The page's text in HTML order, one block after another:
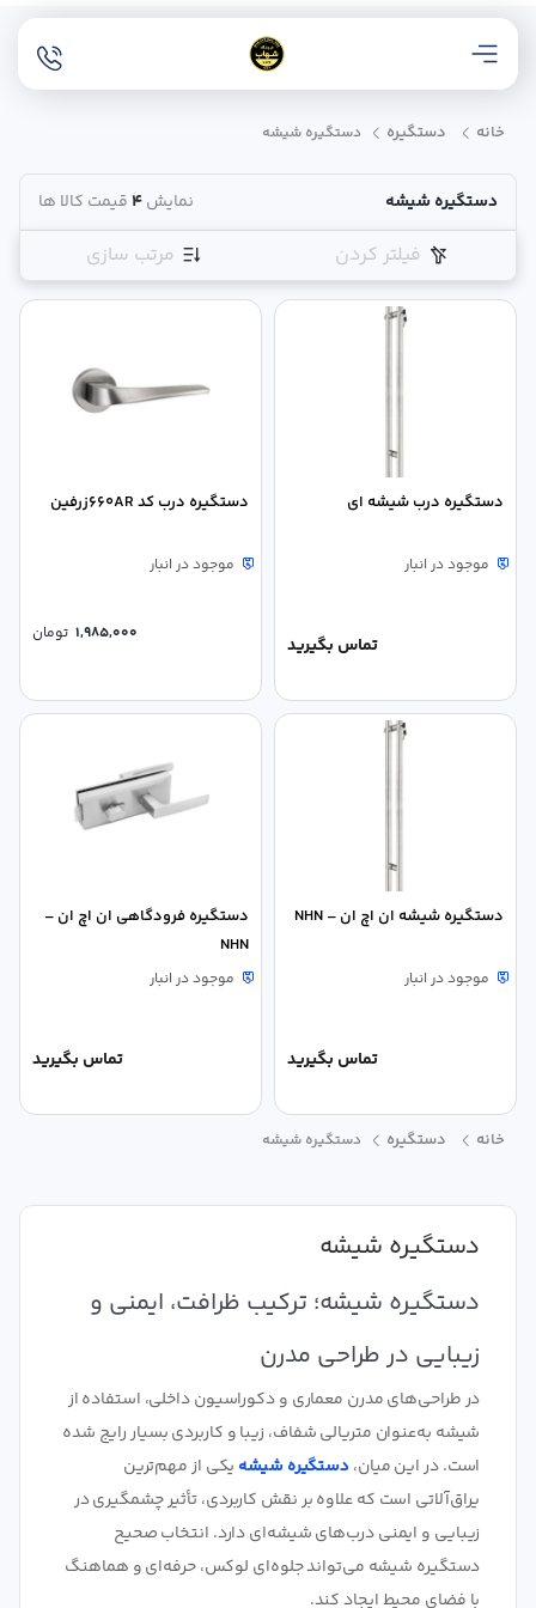
خانه دستگیره دستگیره شیشه
دستگیره شیشه نمایش4قیمت کالا ها
فیلتر کردن مرتب سازی
دستگیره درب شیشه ای
موجود در انبار
تماس بگیرید
دستگیره درب کد 660ARزرفین
موجود در انبار
1,985,000 تومان
دستگیره شیشه ان اچ ان – NHN
موجود در انبار
تماس بگیرید
دستگیره فرودگاهی ان اچ ان –
NHN
موجود در انبار
تماس بگیرید
خانه دستگیره دستگیره شیشه
دستگیره شیشه
دستگیره شیشه؛ ترکیب ظرافت، ایمنی و
زیبایی در طراحی مدرن
در طراحی‌های مدرن معماری و دکوراسیون داخلی، استفاده از
شیشه به‌عنوان متریالی شفاف، زیبا و کاربردی بسیار رایج شده
است. در این میان، دستگیره شیشه یکی از مهم‌ترین
یراق‌آلاتی است که علاوه بر نقش کاربردی، تأثیر چشمگیری در
زیبایی و ایمنی درب‌های شیشه‌ای دارد. انتخاب صحیح
دستگیره شیشه می‌تواند جلوه‌ای لوکس، حرفه‌ای و هماهنگ
با فضای محیط ایجاد کند.